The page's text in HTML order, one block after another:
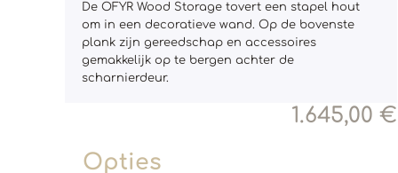
De OFYR Wood Storage tovert een stapel hout
om in een decoratieve wand. Op de bovenste
plank zijn gereedschap en accessoires
gemakkelijk op te bergen achter de
scharnierdeur.
1.645,00 €
Opties